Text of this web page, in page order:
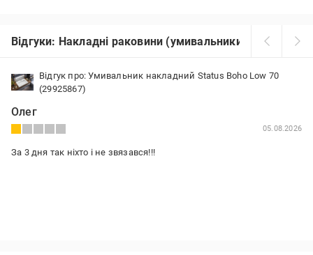
Відгуки: Накладні раковини (умивальники)
Відгук про: Умивальник накладний Status Boho Low 70
(29925867)
Олег
05.08.2026
За 3 дня так ніхто і не звязався!!!